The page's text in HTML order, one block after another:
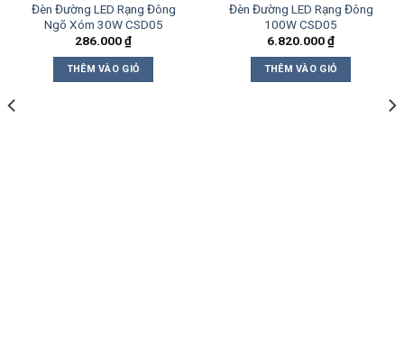
Đèn Đường LED Rạng Đông
Ngõ Xóm 30W CSD05
286.000₫
THÊM VÀO GIỎ
Đèn Đường LED Rạng Đông
100W CSD05
6.820.000₫
THÊM VÀO GIỎ